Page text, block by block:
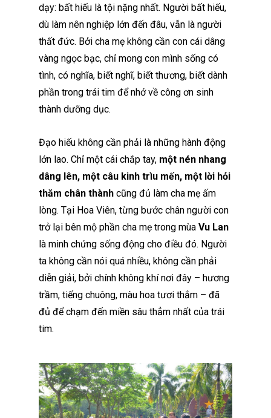
dạy: bất hiếu là tội nặng nhất. Người bất hiếu,
dù làm nên nghiệp lớn đến đâu, vẫn là người
thất đức. Bởi cha mẹ không cần con cái dâng
vàng ngọc bạc, chỉ mong con mình sống có
tình, có nghĩa, biết nghĩ, biết thương, biết dành
phần trong trái tim để nhớ về công ơn sinh
thành dưỡng dục.
Đạo hiếu không cần phải là những hành động
lớn lao. Chỉ một cái chắp tay, một nén nhang
dâng lên, một câu kinh trìu mến, một lời hỏi
thăm chân thành cũng đủ làm cha mẹ ấm
lòng. Tại Hoa Viên, từng bước chân người con
trở lại bên mộ phần cha mẹ trong mùa Vu Lan
là minh chứng sống động cho điều đó. Người
ta không cần nói quá nhiều, không cần phải
diễn giải, bởi chính không khí nơi đây – hương
trầm, tiếng chuông, màu hoa tươi thắm – đã
đủ để chạm đến miền sâu thẳm nhất của trái
tim.